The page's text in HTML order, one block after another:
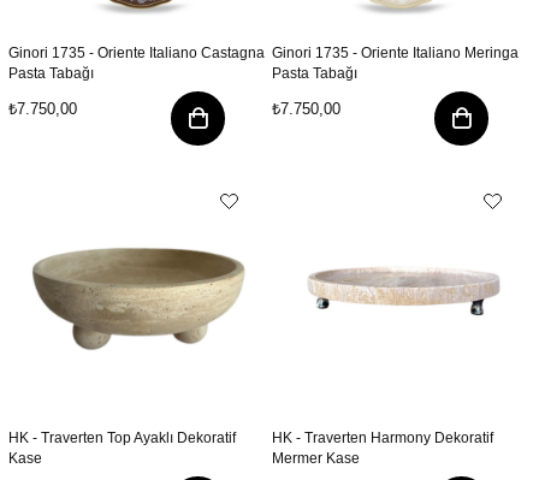
Ginori 1735 - Oriente Italiano Castagna
Pasta Tabağı
₺7.750,00
Ginori 1735 - Oriente Italiano Meringa
Pasta Tabağı
₺7.750,00
HK - Traverten Top Ayaklı Dekoratif
Kase
HK - Traverten Harmony Dekoratif
Mermer Kase